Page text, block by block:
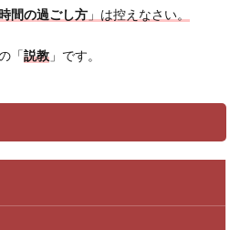
間の過ごし方 」は控えなさい。
「説教 」です。